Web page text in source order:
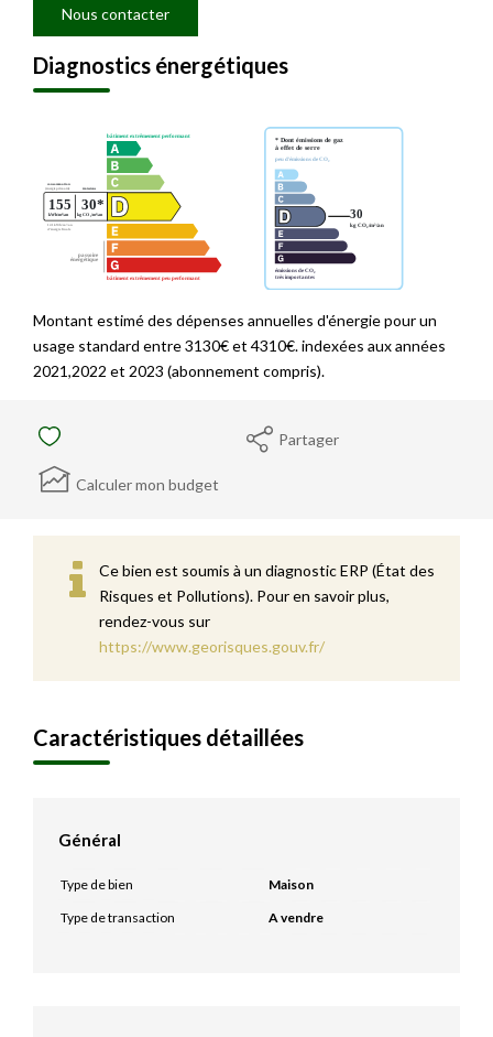
Nous contacter
Diagnostics énergétiques
Montant estimé des dépenses annuelles d'énergie pour un
usage standard entre 3130€ et 4310€. indexées aux années
2021,2022 et 2023 (abonnement compris).
Partager
Calculer mon budget
Ce bien est soumis à un diagnostic ERP (État des
Risques et Pollutions). Pour en savoir plus,
rendez-vous sur
https://www.georisques.gouv.fr/
Caractéristiques détaillées
Général
Type de bien
Maison
Type de transaction
A vendre